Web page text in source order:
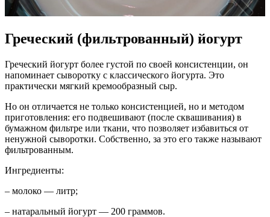
Греческий (фильтрованный) йогурт
Греческий йогурт более густой по своей консистенции, он
напоминает сыворотку с классического йогурта. Это
практически мягкий кремообразный сыр.
Но он отличается не только консистенцией, но и методом
приготовления: его подвешивают (после сквашивания) в
бумажном фильтре или ткани, что позволяет избавиться от
ненужной сыворотки. Собственно, за это его также называют
фильтрованным.
Ингредиенты:
– молоко — литр;
– натаральный йогурт — 200 граммов.